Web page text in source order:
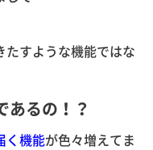
たすような機能ではな
あるの！？
く機能が色々増えてま